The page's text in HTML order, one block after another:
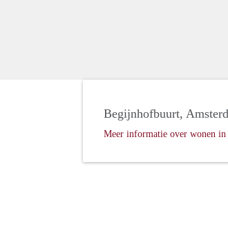
Begijnhofbuurt,
Meer informatie over wonen